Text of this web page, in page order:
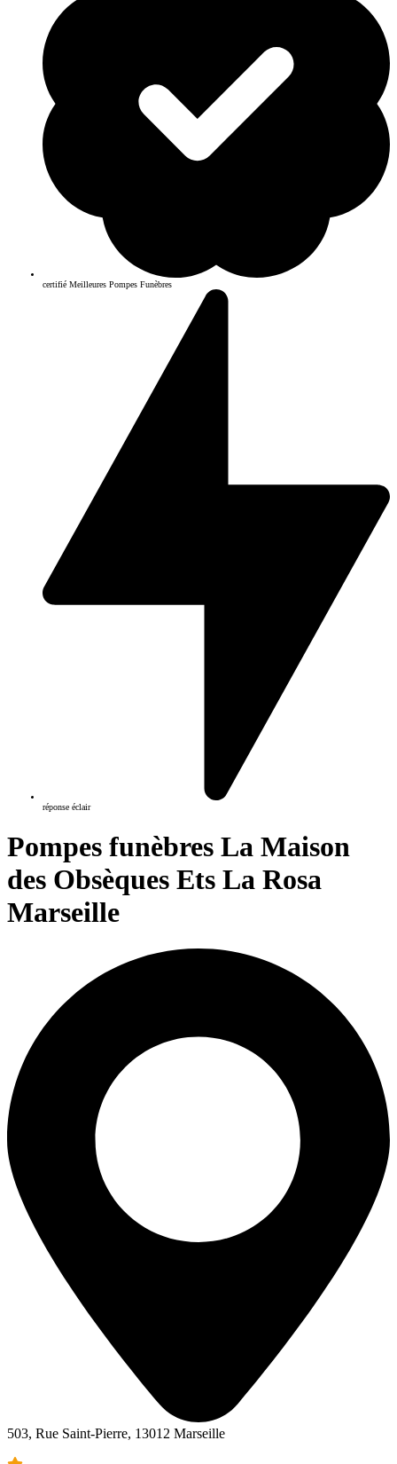
certifié Meilleures Pompes Funèbres
réponse éclair
Pompes funèbres La Maison
des Obsèques Ets La Rosa
Marseille
503, Rue Saint-Pierre, 13012 Marseille